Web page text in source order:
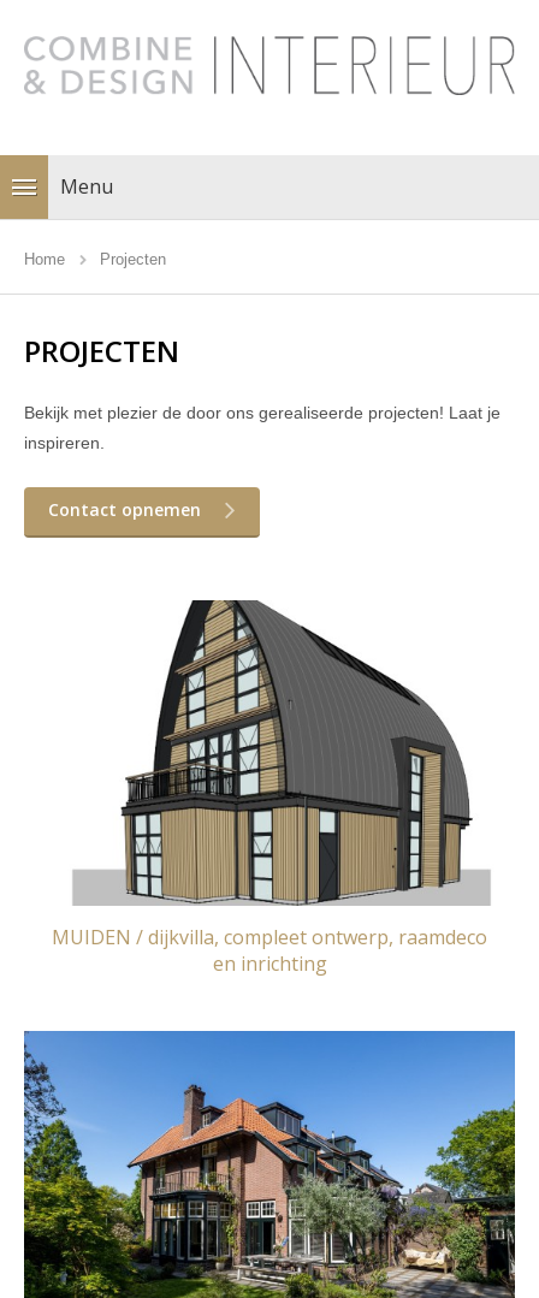
Menu
Home Projecten
PROJECTEN
Bekijk met plezier de door ons gerealiseerde projecten! Laat je
inspireren.
Contact opnemen
MUIDEN / dijkvilla, compleet ontwerp, raamdeco
en inrichting